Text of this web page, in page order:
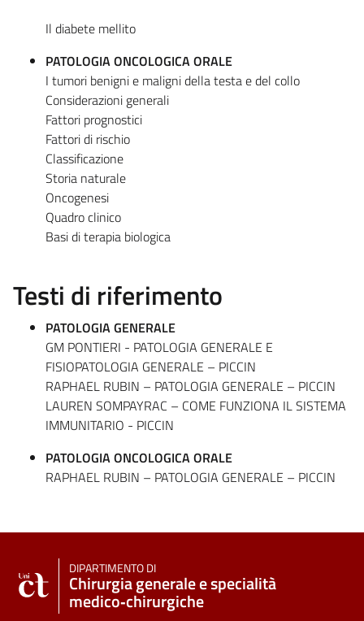
Il diabete mellito
PATOLOGIA ONCOLOGICA ORALE
I tumori benigni e maligni della testa e del collo
Considerazioni generali
Fattori prognostici
Fattori di rischio
Classificazione
Storia naturale
Oncogenesi
Quadro clinico
Basi di terapia biologica
Testi di riferimento
PATOLOGIA GENERALE
GM PONTIERI - PATOLOGIA GENERALE E
FISIOPATOLOGIA GENERALE – PICCIN
RAPHAEL RUBIN – PATOLOGIA GENERALE – PICCIN
LAUREN SOMPAYRAC – COME FUNZIONA IL SISTEMA
IMMUNITARIO - PICCIN
PATOLOGIA ONCOLOGICA ORALE
RAPHAEL RUBIN – PATOLOGIA GENERALE – PICCIN
DIPARTIMENTO DI
Chirurgia generale e specialità
medico‑chirurgiche